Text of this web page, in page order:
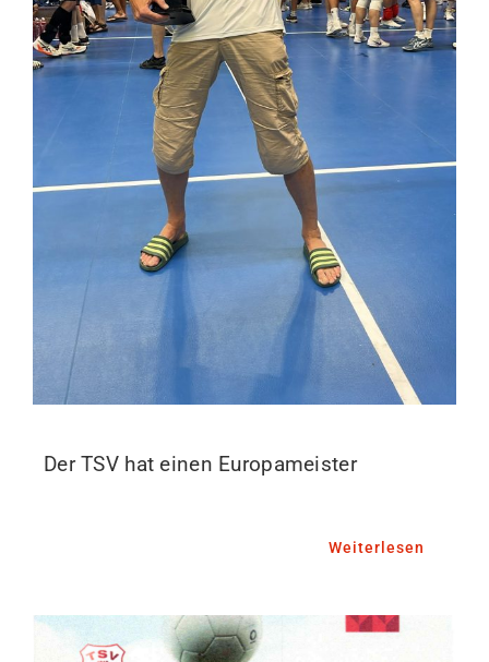
Der TSV hat einen Europameister
Weiterlesen